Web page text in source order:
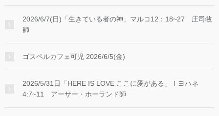
2026/6/7(日)「生きている者の神」マルコ12：18~27 庄司牧
師
ゴスペルカフェ可児 2026/6/5(金)
2026/5/31日「HERE IS LOVE ここに愛がある」Ⅰヨハネ
4:7~11 アーサー・ホーランド師